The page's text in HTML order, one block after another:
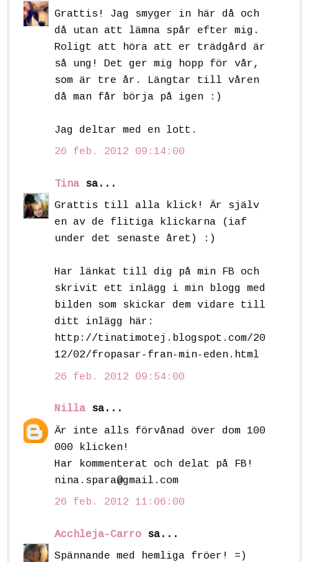
Grattis! Jag smyger in här då och
då utan att lämna spår efter mig.
Roligt att höra att er trädgård är
så ung! Det ger mig hopp för vår,
som är tre år. Längtar till våren
då man får börja på igen :)
Jag deltar med en lott.
26 feb. 2012 09:14:00
Tina sa...
Grattis till alla klick! Är själv
en av de flitiga klickarna (iaf
under det senaste året) :)
Har länkat till dig på min FB och
skrivit ett inlägg i min blogg med
bilden som skickar dem vidare till
ditt inlägg här:
http://tinatimotej.blogspot.com/20
12/02/fropasar-fran-min-eden.html
26 feb. 2012 09:54:00
Nilla sa...
Är inte alls förvånad över dom 100
000 klicken!
Har kommenterat och delat på FB!
nina.spara@gmail.com
26 feb. 2012 11:06:00
Acchleja-Carro sa...
Spännande med hemliga fröer! =)